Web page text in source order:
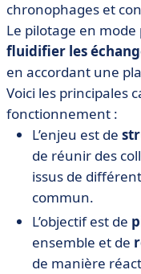
chronophages et
Le pilotage en
fluidifier les
en accordant une
Voici les principales
fonctionnement :
L’enjeu est de
de réunir des
issus de
commun.
L’objectif est de
ensemble et de
de manière